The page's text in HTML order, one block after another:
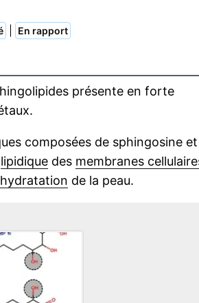
En rapport
présente en forte
composées de sphingosine
lipidique des membranes
hydratation de la peau.